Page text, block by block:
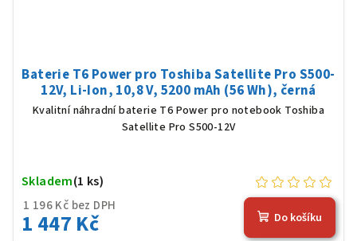
Baterie T6 Power pro Toshiba Satellite Pro S500-
12V, Li-Ion, 10,8 V, 5200 mAh (56 Wh), černá
Kvalitní náhradní baterie T6 Power pro notebook Toshiba
Satellite Pro S500-12V
1 196 Kč bez DPH
1 447 Kč
Skladem(1 ks)
Do košíku